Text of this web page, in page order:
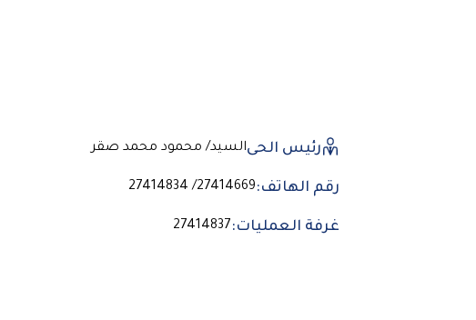
رئيس الحىالسيد/ محمود محمد صقر
رقم الهاتف:27414669/ 27414834
غرفة العمليات: 27414837